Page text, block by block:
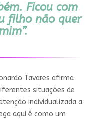
Ficou com
filho não quer
Tavares afirma
situações de
individualizada a
aqui é como um